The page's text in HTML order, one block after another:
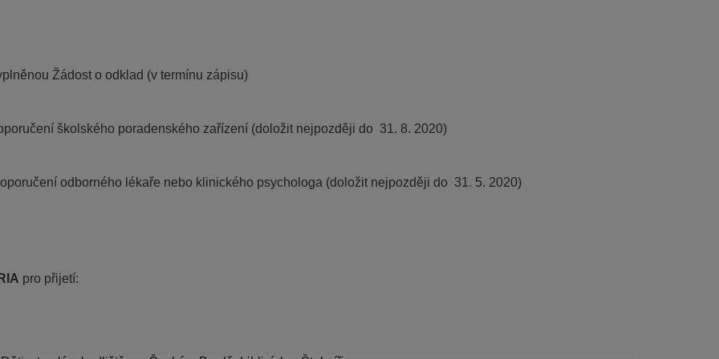
Žádost o odklad (v termínu zápisu)
školského poradenského zařízení (doložit nejpozději do  31. 8. 2020)
odborného lékaře nebo klinického psychologa (doložit nejpozději do  31. 5. 2020)
pro přijetí: